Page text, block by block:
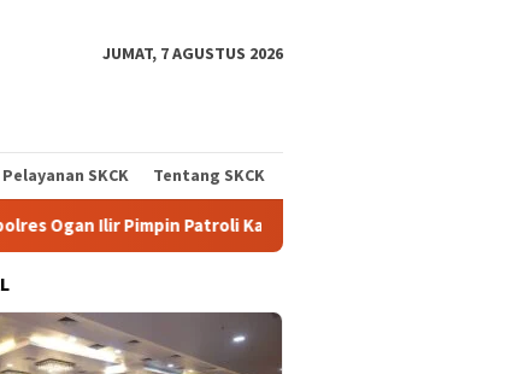
JUMAT, 7 AGUSTUS 2026
Pelayanan SKCK Tentang SKCK
Karhutla Gunakan Drone dan Cek Embung Persediaan